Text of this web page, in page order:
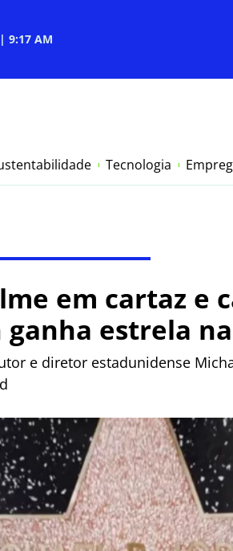
9:17 AM
Tecnologia
em cartaz e
ganha estrela
e diretor estadunidense